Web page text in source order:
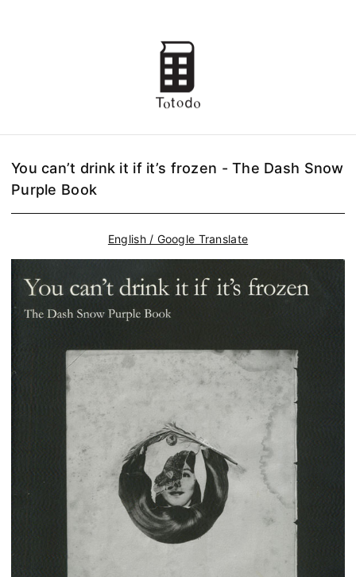
You can’t drink it if it’s frozen - The Dash Snow
Purple Book
English / Google Translate